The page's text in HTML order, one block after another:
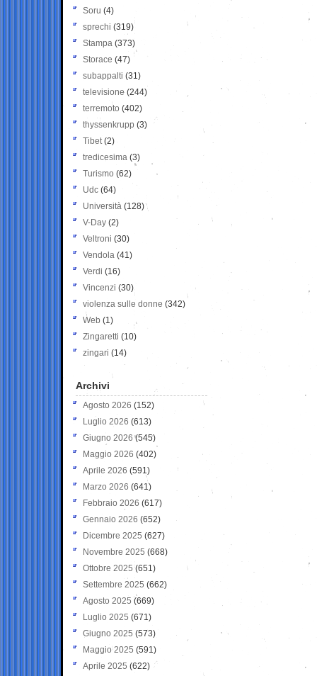
Soru (4)
sprechi (319)
Stampa (373)
Storace (47)
subappalti (31)
televisione(244)
terremoto (402)
thyssenkrupp (3)
Tibet(2)
tredicesima (3)
Turismo (62)
Udc (64)
Università (128)
V-Day (2)
Veltroni (30)
Vendola (41)
Verdi (16)
Vincenzi (30)
violenza sulle donne (342)
Web (1)
Zingaretti (10)
zingari (14)
Archivi
Agosto 2026 (152)
Luglio 2026 (613)
Giugno 2026 (545)
Maggio 2026 (402)
Aprile 2026 (591)
Marzo 2026 (641)
Febbraio 2026 (617)
Gennaio 2026 (652)
Dicembre 2025 (627)
Novembre 2025 (668)
Ottobre 2025 (651)
Settembre 2025 (662)
Agosto 2025 (669)
Luglio 2025 (671)
Giugno 2025 (573)
Maggio 2025 (591)
Aprile 2025 (622)